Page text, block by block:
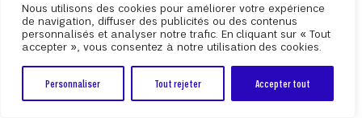
Nous utilisons des cookies pour améliorer votre expérience
de navigation, diffuser des publicités ou des contenus
personnalisés et analyser notre trafic. En cliquant sur « Tout
accepter », vous consentez à notre utilisation des cookies.
Personnaliser Tout rejeter Accepter tout